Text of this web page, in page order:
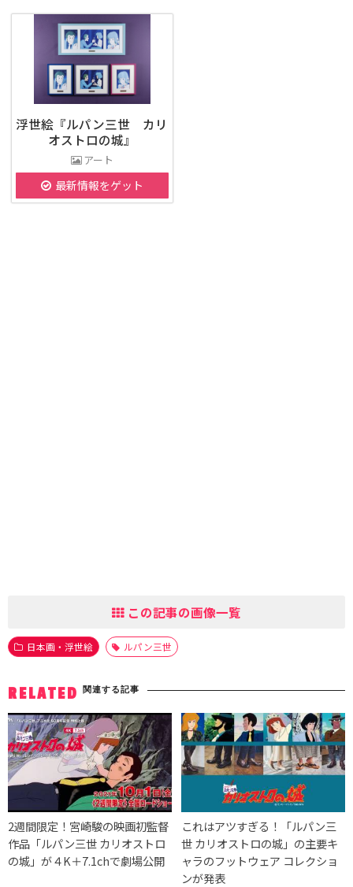
浮世絵『ルパン三世 カリ
オストロの城』
アート
最新情報をゲット
この記事の画像一覧
日本画・浮世絵 ルパン三世
RELATED 関連する記事
2週間限定！宮崎駿の映画初監督
作品「ルパン三世 カリオストロ
の城」が４K＋7.1chで劇場公開
これはアツすぎる！「ルパン三
世 カリオストロの城」の主要キ
ャラのフットウェア コレクショ
ンが発表